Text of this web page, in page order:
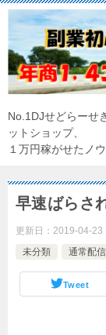
No.1DJせどらーせ
ットショップ、
１万円稼がせたノ
早速ばらさ
更新日： 2019-04-23
未分類
通常配信
Tweet